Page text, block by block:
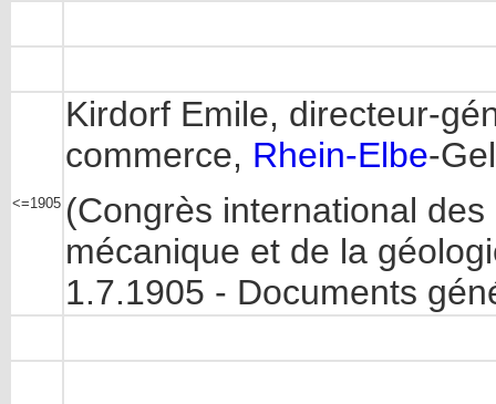
<=1905
Kirdorf Emile, directeur-
commerce, Rhein-Elbe-
(Congrès international
mécanique et de la
1.7.1905 - Documents